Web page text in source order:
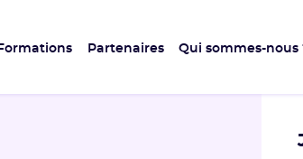
Formations Partenaires Qui sommes-nous